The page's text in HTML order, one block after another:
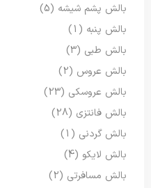
بالش پشم شیشه (5)
بالش پنبه (1)
بالش طبی (3)
بالش عروس (2)
بالش عروسکی (23)
بالش فانتزی (28)
بالش گردنی (1)
بالش لایکو (4)
بالش مسافرتی (2)